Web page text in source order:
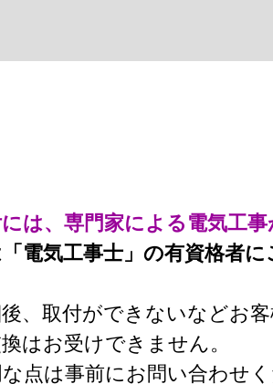
には、専門家による電気工
電気工事士」の有資格者
、取付ができないなどお
はお受けできません。
点は事前にお問い合わせ